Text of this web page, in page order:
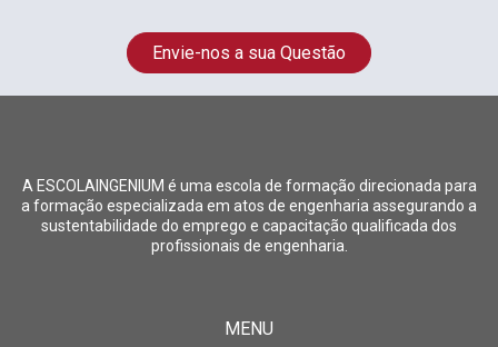
Envie-nos a sua Questão
A ESCOLAINGENIUM é uma escola de formação direcionada para
a formação especializada em atos de engenharia assegurando a
sustentabilidade do emprego e capacitação qualificada dos
profissionais de engenharia.
MENU